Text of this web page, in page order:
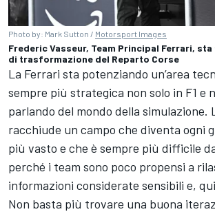
Photo by: Mark Sutton / Motorsport Images
Frederic Vasseur, Team Principal Ferrari,
di trasformazione del Reparto Corse
La Ferrari sta potenziando un’area
sempre più strategica non solo in F1 e
parlando del mondo della simulazione.
racchiude un campo che diventa ogni
più vasto e che è sempre più difficile
perché i team sono poco propensi a
informazioni considerate sensibili e,
Non basta più trovare una buona